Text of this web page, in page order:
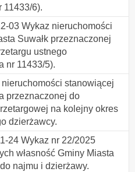
11433/6).
03 Wykaz nieruchomości
Suwałk przeznaczonej
ustnego
nr 11433/5).
stanowiącej
przeznaczonej do
na kolejny okres
dzierżawcy.
24 Wykaz nr 22/2025
własność Gminy Miasta
najmu i dzierżawy.